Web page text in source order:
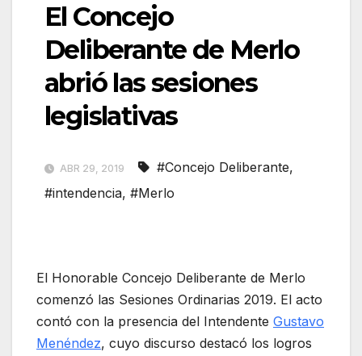
El Concejo
Deliberante de Merlo
abrió las sesiones
legislativas
ABR 29, 2019 #Concejo Deliberante,
#intendencia, #Merlo
El Honorable Concejo Deliberante de Merlo
comenzó las Sesiones Ordinarias 2019. El acto
contó con la presencia del Intendente Gustavo
Menéndez, cuyo discurso destacó los logros